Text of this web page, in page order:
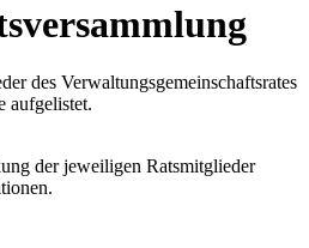
des Verwaltungsgemeinschaftsrates
aufgelistet.
der jeweiligen Ratsmitglieder